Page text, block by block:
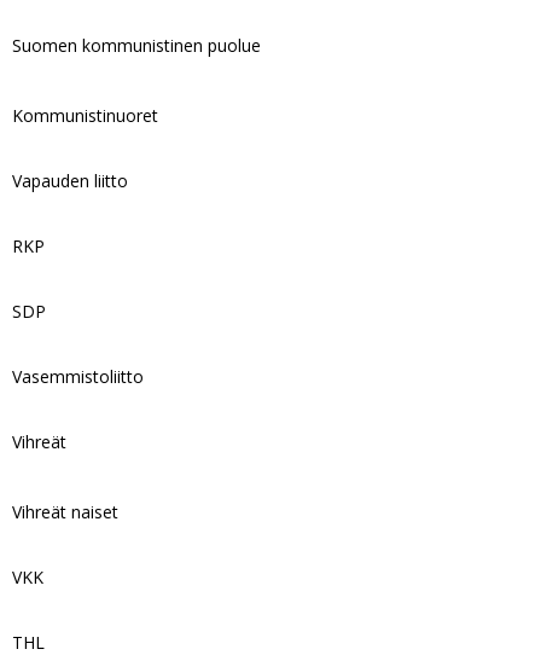
Suomen kommunistinen puolue
Kommunistinuoret
Vapauden liitto
RKP
SDP
Vasemmistoliitto
Vihreät
Vihreät naiset
VKK
THL